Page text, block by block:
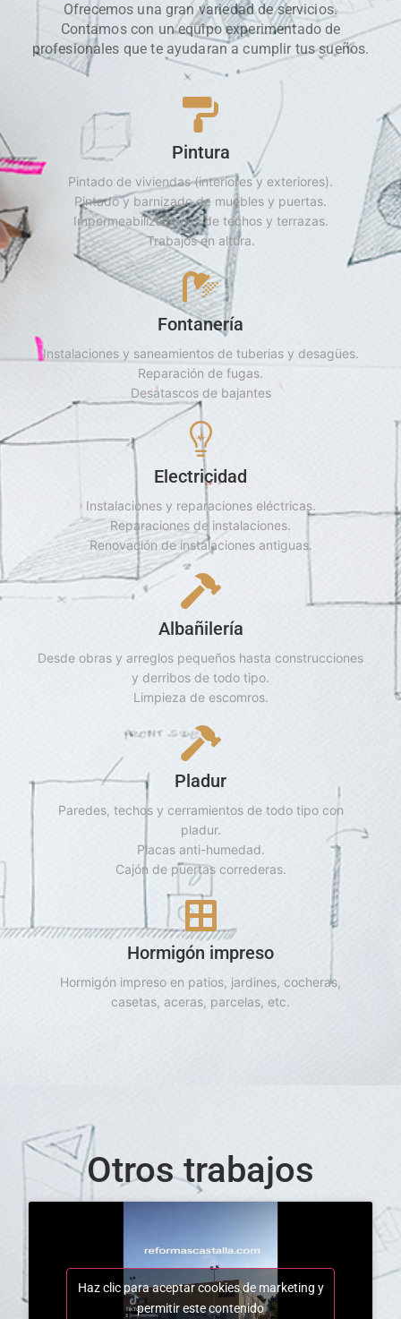
Ofrecemos una gran variedad de servicios.
Contamos con un equipo experimentado de
profesionales que te ayudaran a cumplir tus sueños.
Pintura
Pintado de viviendas (interiores y exteriores).
Pintado y barnizado de muebles y puertas.
Impermeabilizaciones de techos y terrazas.
Trabajos en altura.
Fontanería
Instalaciones y saneamientos de tuberias y desagües.
Reparación de fugas.
Desatascos de bajantes
Electricidad
Instalaciones y reparaciones eléctricas.
Reparaciones de instalaciones.
Renovación de instalaciones antiguas.
Albañilería
Desde obras y arreglos pequeños hasta construcciones
y derribos de todo tipo.
Limpieza de escomros.
Pladur
Paredes, techos y cerramientos de todo tipo con
pladur.
Placas anti-humedad.
Cajón de puertas correderas.
Hormigón impreso
Hormigón impreso en patios, jardines, cocheras,
casetas, aceras, parcelas, etc.
Otros trabajos
Haz clic para aceptar cookies de marketing y
permitir este contenido